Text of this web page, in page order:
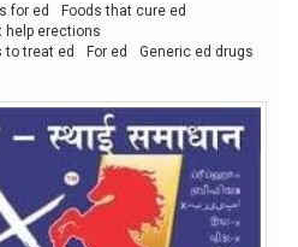
for ed
Foods that cure ed
help erections
to treat ed For ed
Generic ed drugs